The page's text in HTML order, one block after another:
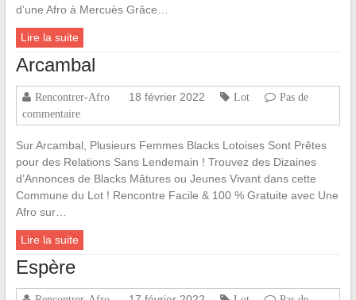
d’une Afro à Mercuès Grâce…
Lire la suite
Arcambal
Rencontrer-Afro 18 février 2022 Lot
Pas de
commentaire
Sur Arcambal, Plusieurs Femmes Blacks Lotoises Sont Prêtes
pour des Relations Sans Lendemain ! Trouvez des Dizaines
d’Annonces de Blacks Mâtures ou Jeunes Vivant dans cette
Commune du Lot ! Rencontre Facile & 100 % Gratuite avec Une
Afro sur…
Lire la suite
Espère